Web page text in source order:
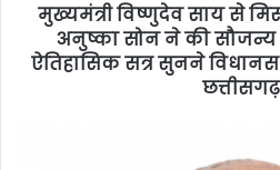
मुख्यमंत्री विष्णुदेव साय से
अनुष्का सोन ने की
ऐतिहासिक सत्र सुनने